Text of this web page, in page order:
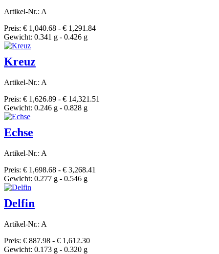
Artikel-Nr.: A
Preis: € 1,040.68 - € 1,291.84
Gewicht: 0.341 g - 0.426 g
Kreuz
Artikel-Nr.: A
Preis: € 1,626.89 - € 14,321.51
Gewicht: 0.246 g - 0.828 g
Echse
Artikel-Nr.: A
Preis: € 1,698.68 - € 3,268.41
Gewicht: 0.277 g - 0.546 g
Delfin
Artikel-Nr.: A
Preis: € 887.98 - € 1,612.30
Gewicht: 0.173 g - 0.320 g